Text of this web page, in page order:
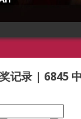
记录 | 6845